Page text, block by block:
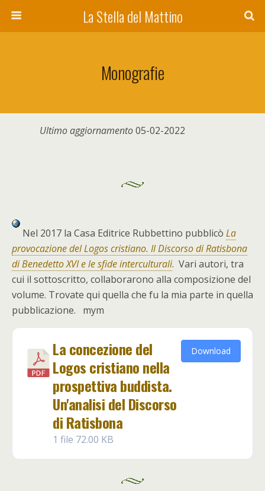
La Stella del Mattino
Monografie
Ultimo aggiornamento05-02-2022
Nel 2017 la Casa Editrice Rubbettino pubblicò La
provocazione del Logos cristiano. Il Discorso di Ratisbona
di Benedetto XVI e le sfide interculturali. Vari autori, tra
cui il sottoscritto, collaborarono alla composizione del
volume. Trovate qui quella che fu la mia parte in quella
pubblicazione. mym
La concezione del
Logos cristiano nella
prospettiva buddista.
Un'analisi del Discorso
di Ratisbona
1 file 72.00 KB
Download